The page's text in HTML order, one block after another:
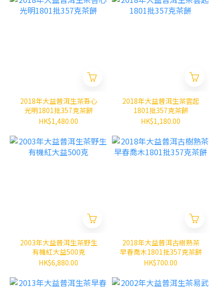
2018年大益普洱生茶吾心
光明1801批357克茶餅
HK$1,480.00
2018年大益普洱生茶雲起
1801批357克茶餅
HK$1,180.00
2003年大益普洱生茶野生
有機紅大益500克
HK$6,880.00
2018年大益普洱古樹熟茶
早春喬木1801批357克茶餅
HK$700.00